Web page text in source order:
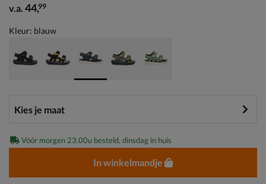
vanaf € 44,99
v.a. 44,99
Kleur: blauw
Vóór morgen 23.00u besteld, dinsdag in huis
In winkelmandje